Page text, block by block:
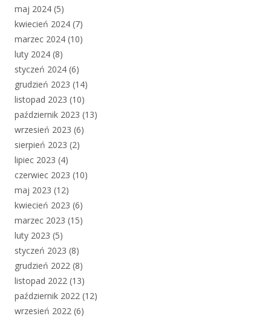
maj 2024 (5)
kwiecień 2024 (7)
marzec 2024 (10)
luty 2024 (8)
styczeń 2024 (6)
grudzień 2023 (14)
listopad 2023 (10)
październik 2023 (13)
wrzesień 2023 (6)
sierpień 2023 (2)
lipiec 2023 (4)
czerwiec 2023 (10)
maj 2023 (12)
kwiecień 2023 (6)
marzec 2023 (15)
luty 2023 (5)
styczeń 2023 (8)
grudzień 2022 (8)
listopad 2022 (13)
październik 2022 (12)
wrzesień 2022 (6)